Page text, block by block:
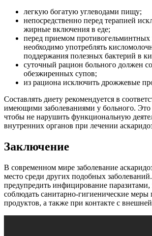
легкую богатую углеводами пищу;
непосредственно перед терапией
жирные включения в еде;
перед приемом противогельминтных
необходимо употреблять
поддержания полезных бактерий в
суточный рацион больного должен
обезжиренных супов;
из рациона исключить дрожжевые
Составлять диету рекомендуется в
имеющими заболеваниями у больного. Это
чтобы не нарушить функциональную
внутренних органов при лечении
Заключение
В современном мире заболевание
место среди других подобных
предупредить инфицирование
соблюдать санитарно-гигиенические меры
продуктов, а также при контакте с